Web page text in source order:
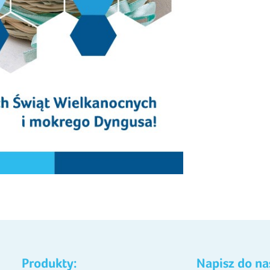
Produkty: Napisz do